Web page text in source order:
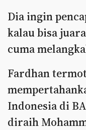
Dia ingin
kalau bisa
cuma
Fardhan
Indonesia di
diraih